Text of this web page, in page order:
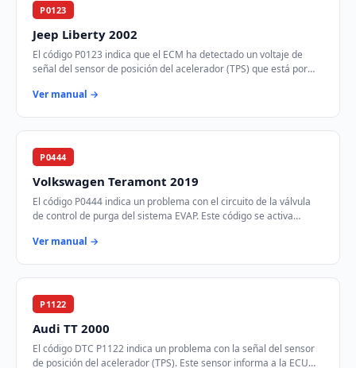
P0123
Jeep Liberty 2002
El código P0123 indica que el ECM ha detectado un voltaje de
señal del sensor de posición del acelerador (TPS) que está por
Ver manual →
P0444
Volkswagen Teramont 2019
El código P0444 indica un problema con el circuito de la válvula
de control de purga del sistema EVAP. Este código se activa
Ver manual →
P1122
Audi TT 2000
El código DTC P1122 indica un problema con la señal del sensor
de posición del acelerador (TPS). Este sensor informa a la ECU